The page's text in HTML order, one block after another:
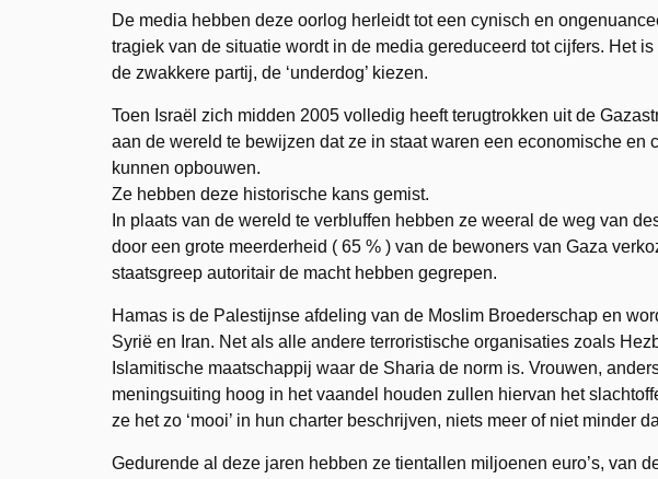
De media hebben deze oorlog herleidt tot een cynisch en
tragiek van de situatie wordt in de media gereduceerd tot cijfers. Het
de zwakkere partij, de ‘underdog’ kiezen.
Toen Israël zich midden 2005 volledig heeft terugtrokken uit de
aan de wereld te bewijzen dat ze in staat waren een economische en
kunnen opbouwen.
Ze hebben deze historische kans gemist.
In plaats van de wereld te verbluffen hebben ze weeral de weg van
door een grote meerderheid ( 65 % ) van de bewoners van Gaza
staatsgreep autoritair de macht hebben gegrepen.
Hamas is de Palestijnse afdeling van de Moslim Broederschap en
Syrië en Iran. Net als alle andere terroristische organisaties zoals
Islamitische maatschappij waar de Sharia de norm is. Vrouwen,
meningsuiting hoog in het vaandel houden zullen hiervan het
ze het zo ‘mooi’ in hun charter beschrijven, niets meer of niet minder
Gedurende al deze jaren hebben ze tientallen miljoenen euro’s, van